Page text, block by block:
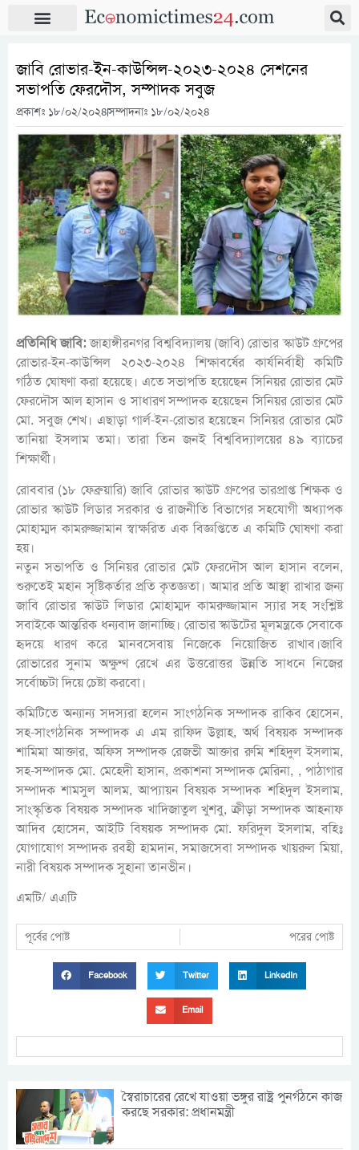
জাবি রোভার-ইন-কাউন্সিল-২০২৩-২০২৪ সেশনের
সভাপতি ফেরদৌস, সম্পাদক সবুজ
প্রকাশঃ ১৮/০২/২০২৪সম্পাদনাঃ ১৮/০২/২০২৪
প্রতিনিধি জাবি:জাহাঙ্গীরনগর বিশ্ববিদ্যালয় (জাবি) রোভার স্কাউট গ্রুপের
রোভার-ইন-কাউন্সিল ২০২৩-২০২৪ শিক্ষাবর্ষের কার্যনির্বাহী কমিটি
গঠিত ঘোষণা করা হয়েছে। এতে সভাপতি হয়েছেন সিনিয়র রোভার মেট
ফেরদৌস আল হাসান ও সাধারণ সম্পাদক হয়েছেন সিনিয়র রোভার মেট
মো. সবুজ শেখ। এছাড়া গার্ল-ইন-রোভার হয়েছেন সিনিয়র রোভার মেট
তানিয়া ইসলাম তমা। তারা তিন জনই বিশ্ববিদ্যালয়ের ৪৯ ব্যাচের
শিক্ষার্থী।
রোববার (১৮ ফেব্রুয়ারি) জাবি রোভার স্কাউট গ্রুপের ভারপ্রাপ্ত শিক্ষক ও
রোভার স্কাউট লিডার সরকার ও রাজনীতি বিভাগের সহযোগী অধ্যাপক
মোহাম্মদ কামরুজ্জামান স্বাক্ষরিত এক বিজ্ঞপ্তিতে এ কমিটি ঘোষণা করা
হয়।
নতুন সভাপতি ও সিনিয়র রোভার মেট ফেরদৌস আল হাসান বলেন,
শুরুতেই মহান সৃষ্টিকর্তার প্রতি কৃতজ্ঞতা। আমার প্রতি আস্থা রাখার জন্য
জাবি রোভার স্কাউট লিডার মোহাম্মদ কামরুজ্জামান স্যার সহ সংশ্লিষ্ট
সবাইকে আন্তরিক ধন্যবাদ জানাচ্ছি। রোভার স্কাউটের মূলমন্ত্রকে সেবাকে
হৃদয়ে ধারণ করে মানবসেবায় নিজেকে নিয়োজিত রাখাব।জাবি
রোভারের সুনাম অক্ষুণ্ণ রেখে এর উত্তরোত্তর উন্নতি সাধনে নিজের
সর্বোচ্চটা দিয়ে চেষ্টা করবো।
কমিটিতে অন্যান্য সদস্যরা হলেন সাংগঠনিক সম্পাদক রাকিব হোসেন,
সহ-সাংগঠনিক সম্পাদক এ এম রাফিদ উল্লাহ, অর্থ বিষয়ক সম্পাদক
শামিমা আক্তার, অফিস সম্পাদক রেজভী আক্তার রুমি শহিদুল ইসলাম,
সহ-সম্পাদক মো. মেহেদী হাসান, প্রকাশনা সম্পাদক মেরিনা, , পাঠাগার
সম্পাদক শামসুল আলম, আপ্যায়ন বিষয়ক সম্পাদক শহিদুল ইসলাম,
সাংস্কৃতিক বিষয়ক সম্পাদক খাদিজাতুল খুশবু, ক্রীড়া সম্পাদক আহনাফ
আদিব হোসেন, আইটি বিষয়ক সম্পাদক মো. ফরিদুল ইসলাম, বহিঃ
যোগাযোগ সম্পাদক রবহী হামদান, সমাজসেবা সম্পাদক খায়রুল মিয়া,
নারী বিষয়ক সম্পাদক সুহানা তানভীন।
এমটি/ এএটি
পূর্বের পোষ্ট পরের পোষ্ট
Facebook Twitter LinkedIn
Email
স্বৈরাচারের রেখে যাওয়া ভঙ্গুর রাষ্ট্র পুনর্গঠনে কাজ
করছে সরকার: প্রধানমন্ত্রী